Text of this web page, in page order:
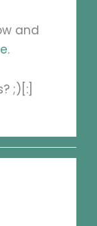
and
.
;)[:]